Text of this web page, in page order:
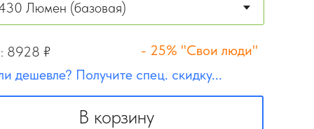
8928 ₽
В корзину
дешевле? Получите спец. скидку...
- 25% "Свои люди"